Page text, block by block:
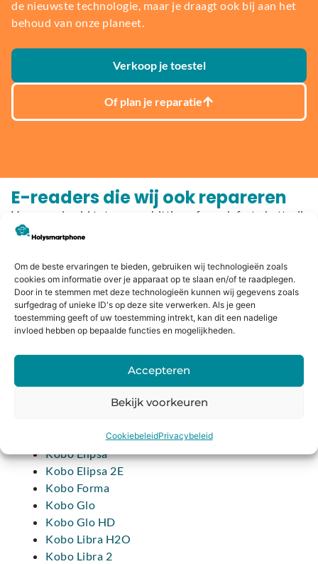
Om de beste ervaringen te bieden, gebruiken wij technologieën zoals
cookies om informatie over je apparaat op te slaan en/of te raadplegen.
Door in te stemmen met deze technologieën kunnen wij gegevens zoals
surfgedrag of unieke ID's op deze site verwerken. Als je geen
toestemming geeft of uw toestemming intrekt, kan dit een nadelige
invloed hebben op bepaalde functies en mogelijkheden.
Accepteren
Bekijk voorkeuren
CookiebeleidPrivacybeleid
de nieuwste technologie, maar je draagt ook bij aan het
behoud van onze planeet.
Verkoop je toestel
Of plan je reparatie
E-readers die wij ook repareren
Van geen beeld tot oververhitting of een defecte batterij:
Holysmartphone repareert e-readers snel, betrouwbaar
direct met het plannen van je reparatie:
Kobo
Kobo Aura H2O Edition 2
Kobo Aura H2O Edition 1
Kobo Aura Edition 2
Kobo Aura Edition 1
Kobo Clara 2E
Kobo Elipsa
Kobo Elipsa 2E
Kobo Forma
Kobo Glo
Kobo Glo HD
Kobo Libra H2O
Kobo Libra 2